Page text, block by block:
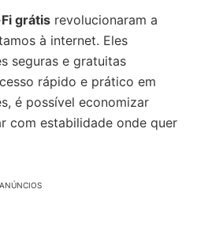
grátis revolucionaram a
à internet. Eles
seguras e gratuitas
rápido e prático em
é possível economizar
com estabilidade onde quer
ANÚNCIOS